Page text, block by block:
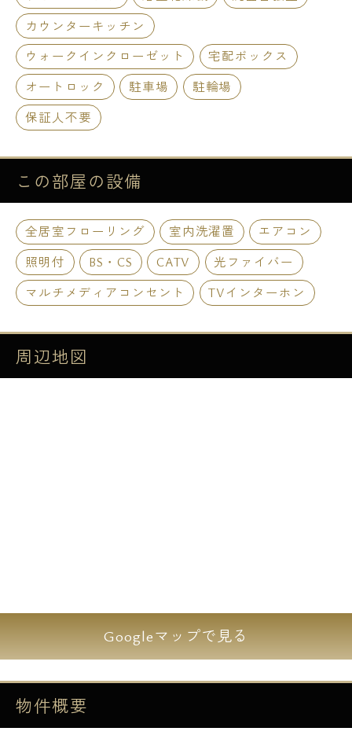
カウンターキッチン
ウォークインクローゼット
宅配ボックス
オートロック
駐車場
駐輪場
保証人不要
この部屋の設備
全居室フローリング 室内洗濯置
エアコン
照明付
BS・CS CATV
光ファイバー
マルチメディアコンセント
TVインターホン
周辺地図
Googleマップで見る
物件概要